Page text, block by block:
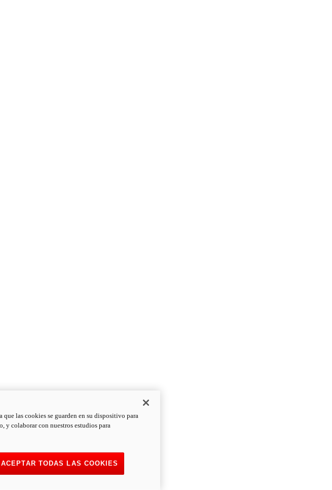
las cookies se guarden en su dispositivo para
y colaborar con nuestros estudios para
ACEPTAR TODAS LAS COOKIES